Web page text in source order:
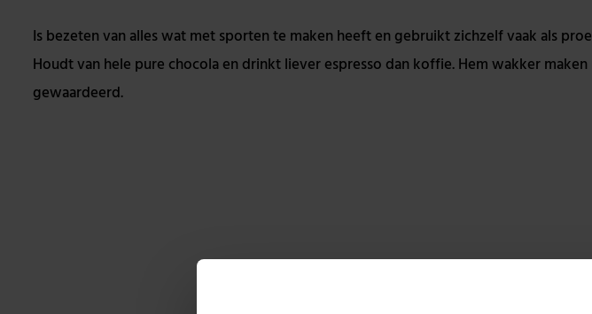
Is bezeten van alles wat met sporten te maken heeft en gebruikt zichzelf vaak als
Houdt van hele pure chocola en drinkt liever espresso dan koffie. Hem wakker
gewaardeerd.